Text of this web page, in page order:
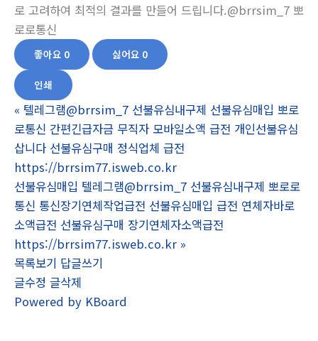
로 고려하여 최적의 결과를 만들어 드립니다.@brrsim_7 뽀
로로통신
좋아요 0 싫어요 0
인쇄
« 텔레그램@brrsim_7 선불유심내구제 선불유심매입 뽀로
로통신 간편긴급자금 무직자 모바일소액 급전 개인선불유심
삽니다 선불유심구매 정식업체 급전
https://brrsim77.isweb.co.kr
선불유심매입 텔레그램@brrsim_7 선불유심내구제 뽀로로
통신 통신장기연체작업급전 선불유심매입 급전 연체자바로
소액급전 선불유심구매 장기연체자소액급전
https://brrsim77.isweb.co.kr »
목록보기 답글쓰기
글수정 글삭제
Powered by KBoard